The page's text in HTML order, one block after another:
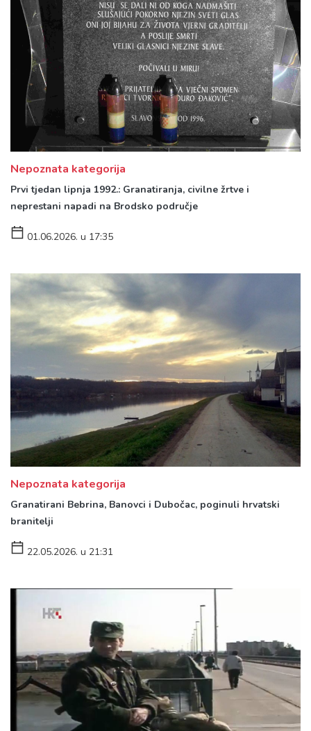
Nepoznata kategorija
Prvi tjedan lipnja 1992.: Granatiranja, civilne žrtve i
neprestani napadi na Brodsko područje
01.06.2026. u 17:35
Nepoznata kategorija
Granatirani Bebrina, Banovci i Dubočac, poginuli hrvatski
branitelji
22.05.2026. u 21:31